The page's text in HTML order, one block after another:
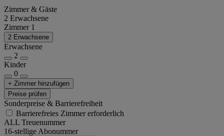
Zimmer & Gäste
2 Erwachsene
Zimmer 1
2 Erwachsene
Erwachsene
2
Kinder
0
+ Zimmer hinzufügen
Preise prüfen
Sonderpreise & Barrierefreiheit
Barrierefreies Zimmer erforderlich
ALL Treuenummer
16-stellige Abonummer